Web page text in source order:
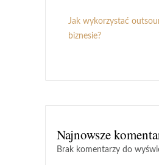
Jak wykorzystać
biznesie?
Najnowsze
Brak komentarzy do